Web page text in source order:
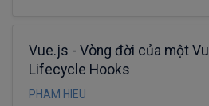
Vue.js - Vòng đời của một
Lifecycle Hooks
PHAM HIEU